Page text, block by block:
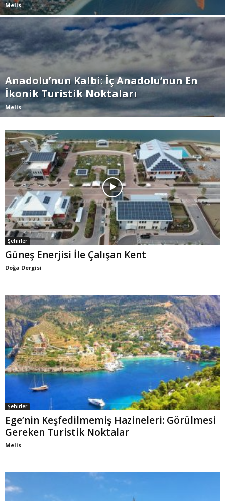
Melis
Anadolu’nun Kalbi: İç Anadolu’nun En
İkonik Turistik Noktaları
Melis
Şehirler
Güneş Enerjisi İle Çalışan Kent
Doğa Dergisi
Şehirler
Ege’nin Keşfedilmemiş Hazineleri: Görülmesi
Gereken Turistik Noktalar
Melis